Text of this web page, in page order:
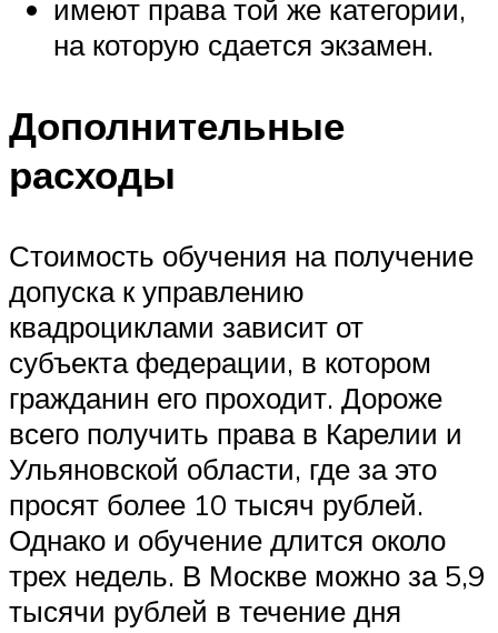
имеют права той же категории,
на которую сдается экзамен.
Дополнительные
расходы
Стоимость обучения на получение
допуска к управлению
квадроциклами зависит от
субъекта федерации, в котором
гражданин его проходит. Дороже
всего получить права в Карелии и
Ульяновской области, где за это
просят более 10 тысяч рублей.
Однако и обучение длится около
трех недель. В Москве можно за 5,9
тысячи рублей в течение дня